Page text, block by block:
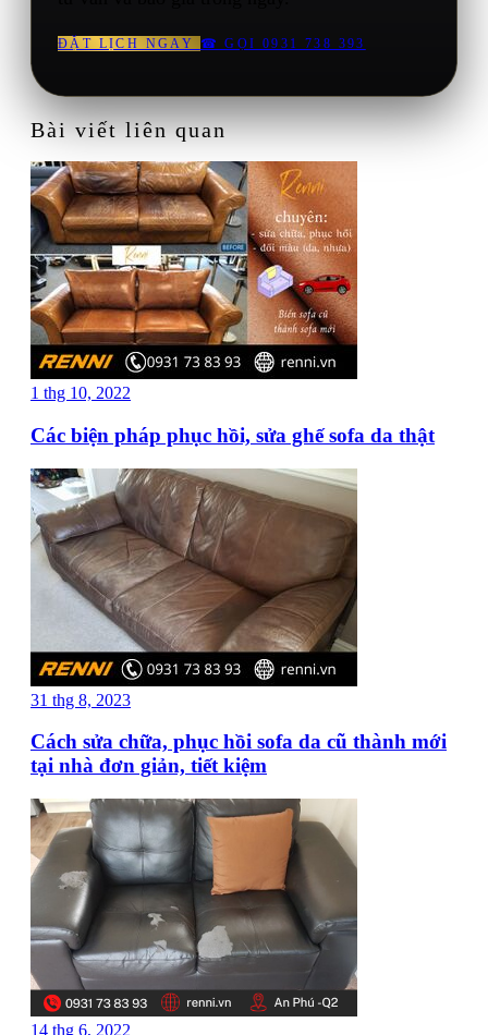
ĐẶT LỊCH NGAY ☎ GỌI 0931 738 393
Bài viết liên quan
1 thg 10, 2022
Các biện pháp phục hồi, sửa ghế sofa da thật
31 thg 8, 2023
Cách sửa chữa, phục hồi sofa da cũ thành mới
tại nhà đơn giản, tiết kiệm
14 thg 6, 2022